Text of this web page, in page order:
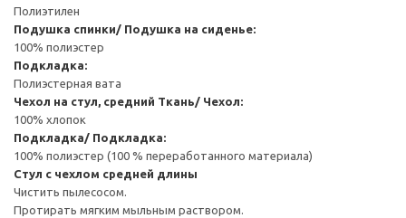
Полиэтилен
Подушка спинки/ Подушка на сиденье:
100% полиэстер
Подкладка:
Полиэстерная вата
Чехол на стул, средний Ткань/ Чехол:
100% хлопок
Подкладка/ Подкладка:
100% полиэстер (100 % переработанного материала)
Стул с чехлом средней длины
Чистить пылесосом.
Протирать мягким мыльным раствором.